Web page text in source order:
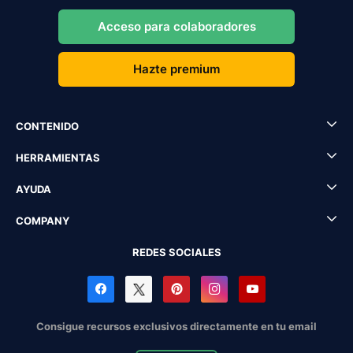
Acceso para colaboradores
Hazte premium
CONTENIDO
HERRAMIENTAS
AYUDA
COMPANY
REDES SOCIALES
Consigue recursos exclusivos directamente en tu email